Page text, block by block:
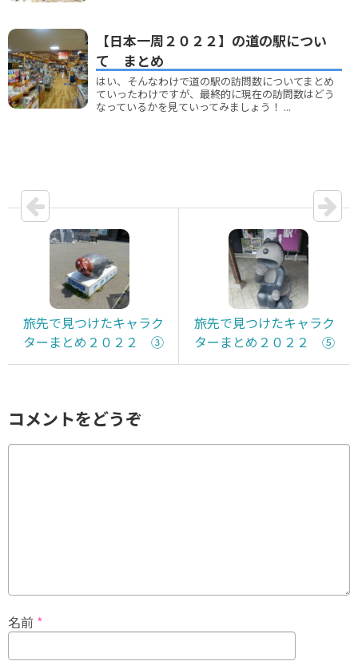
【日本一周２０２２】の道の駅につい
て まとめ
はい、そんなわけで道の駅の訪問数についてまとめ
ていったわけですが、最終的に現在の訪問数はどう
なっているかを見ていってみましょう！ ...
旅先で見つけたキャラク
ターまとめ２０２２ ③
旅先で見つけたキャラク
ターまとめ２０２２ ⑤
コメントをどうぞ
名前 *